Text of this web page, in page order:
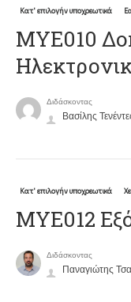
Κατ' επιλογήν υποχρεωτικά
ΜΥΕ010
Διδάσκοντας
Βασίλης
Κατ' επιλογήν υποχρεωτικά
ΜΥΕ012
Διδάσκοντας
Παναγιώτης